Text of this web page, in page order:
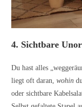
4. Sichtbare
Du hast alles
liegt oft daran,wohin
oder sichtbare